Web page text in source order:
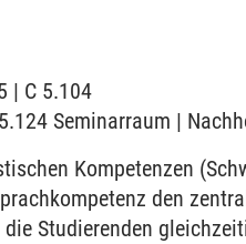
| C 5.104
Seminarraum |
Kompetenzen
den
Studierenden